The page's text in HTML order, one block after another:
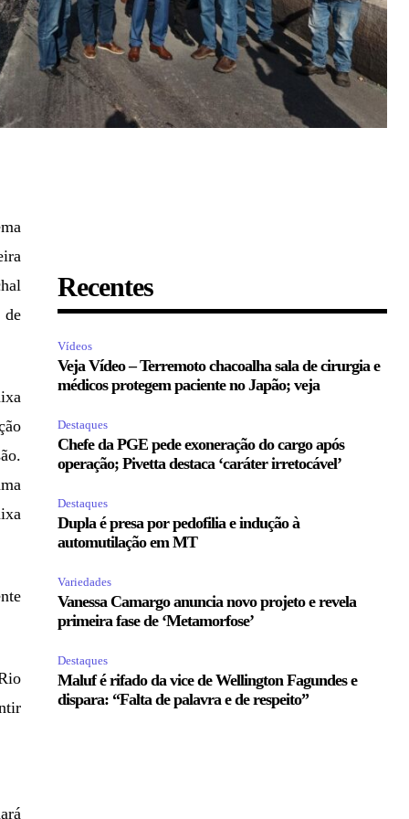
de
Recentes
Vídeos
Veja Vídeo – Terremoto chacoalha sala de cirurgia e
médicos protegem paciente no Japão; veja
Destaques
Chefe da PGE pede exoneração do cargo após
operação; Pivetta destaca ‘caráter irretocável’
Destaques
Dupla é presa por pedofilia e indução à
automutilação em MT
Variedades
Vanessa Camargo anuncia novo projeto e revela
primeira fase de ‘Metamorfose’
Destaques
Maluf é rifado da vice de Wellington Fagundes e
dispara: “Falta de palavra e de respeito”